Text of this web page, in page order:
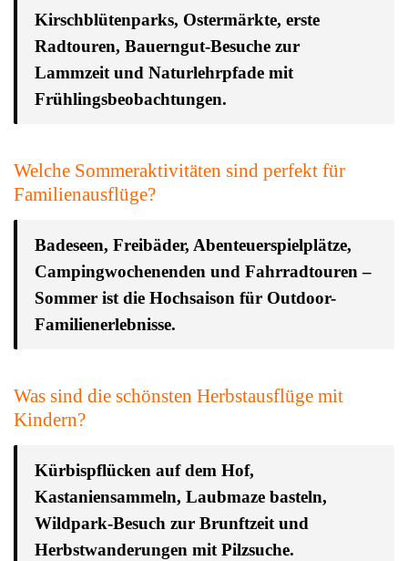
Kirschblütenparks, Ostermärkte, erste
Radtouren, Bauerngut-Besuche zur
Lammzeit und Naturlehrpfade mit
Frühlingsbeobachtungen.
Welche Sommeraktivitäten sind perfekt für
Familienausflüge?
Badeseen, Freibäder, Abenteuerspielplätze,
Campingwochenenden und Fahrradtouren –
Sommer ist die Hochsaison für Outdoor-
Familienerlebnisse.
Was sind die schönsten Herbstausflüge mit
Kindern?
Kürbispflücken auf dem Hof,
Kastaniensammeln, Laubmaze basteln,
Wildpark-Besuch zur Brunftzeit und
Herbstwanderungen mit Pilzsuche.